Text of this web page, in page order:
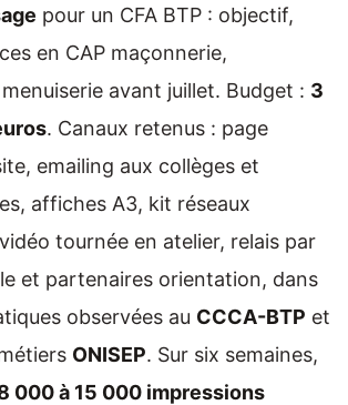
pour un CFA BTP : objectif,
en CAP maçonnerie,
avant juillet. Budget : 3
. Canaux retenus : page
emailing aux collèges et
affiches A3, kit réseaux
tournée en atelier, relais par
et partenaires orientation, dans
observées au CCCA-BTP et
ONISEP. Sur six semaines,
000 à 15 000 impressions